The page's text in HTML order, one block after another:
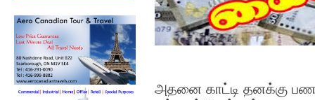
அதனை காட்டி தனக்கு